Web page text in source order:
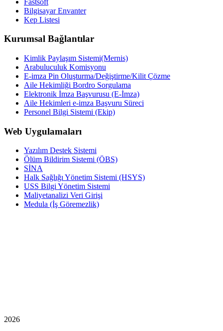
Bilgisayar Envanter
Kep Listesi
Kurumsal Bağlantılar
Kimlik Paylaşım Sistemi(Mernis)
Arabuluculuk Komisyonu
E-imza Pin Oluşturma/Değiştirme/Kilit Çözme
Aile Hekimliği Bordro Sorgulama
Elektronik İmza Başvurusu (E-İmza)
Aile Hekimleri e-imza Başvuru Süreci
Personel Bilgi Sistemi (Ekip)
Web Uygulamaları
Yazılım Destek Sistemi
Ölüm Bildirim Sistemi (ÖBS)
SİNA
Halk Sağlığı Yönetim Sistemi (HSYS)
USS Bilgi Yönetim Sistemi
Maliyetanalizi Veri Girişi
Medula (İş Göremezlik)
2026